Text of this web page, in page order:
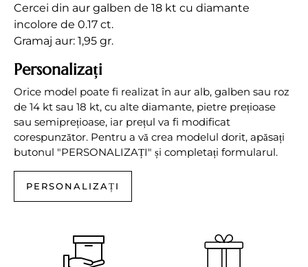
Cercei din aur galben de 18 kt cu diamante
incolore de 0.17 ct.
Gramaj aur: 1,95 gr.
Personalizați
Orice model poate fi realizat în aur alb, galben sau roz
de 14 kt sau 18 kt, cu alte diamante, pietre prețioase
sau semiprețioase, iar prețul va fi modificat
corespunzător. Pentru a vă crea modelul dorit, apăsați
butonul "PERSONALIZAȚI" și completați formularul.
PERSONALIZAȚI